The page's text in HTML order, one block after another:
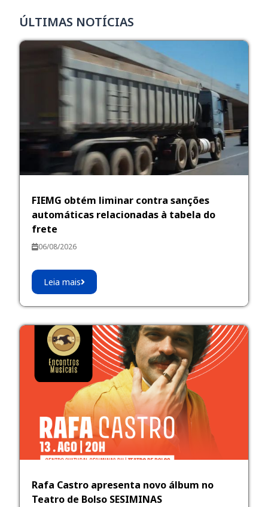
ÚLTIMAS NOTÍCIAS
FIEMG obtém liminar contra sanções
automáticas relacionadas à tabela do
frete
06/08/2026
Leia mais
Rafa Castro apresenta novo álbum no
Teatro de Bolso SESIMINAS